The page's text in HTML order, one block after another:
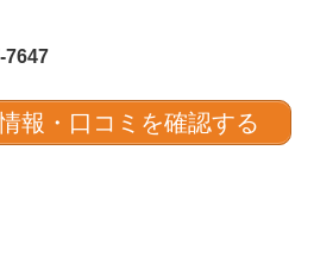
7647
報・口コミを確認する